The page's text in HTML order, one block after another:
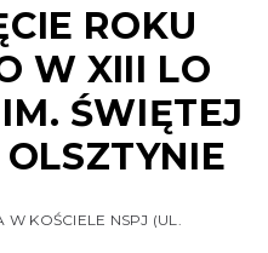
ROKU
W XIII LO
ŚWIĘTEJ
W KOŚCIELE NSPJ (UL.